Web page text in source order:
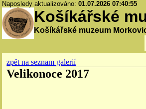
Naposledy aktualizováno:01.07.2026 07:40:55
Košíkářské
Košíkářské muzeum
zpět na seznam galerií
Velikonoce 2017